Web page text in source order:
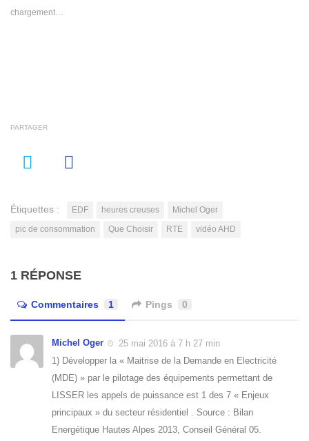
chargement…
PARTAGER
Étiquettes : EDF heures creuses
Michel Oger
pic de consommation
Que Choisir RTE vidéo AHD
1 RÉPONSE
Commentaires 1 Pings 0
Michel Oger
25 mai 2016 à 7 h 27 min
1) Développer la « Maitrise de la Demande en Electricité
(MDE) » par le pilotage des équipements permettant de
LISSER les appels de puissance est 1 des 7 « Enjeux
principaux » du secteur résidentiel . Source : Bilan
Energétique Hautes Alpes 2013, Conseil Général 05.